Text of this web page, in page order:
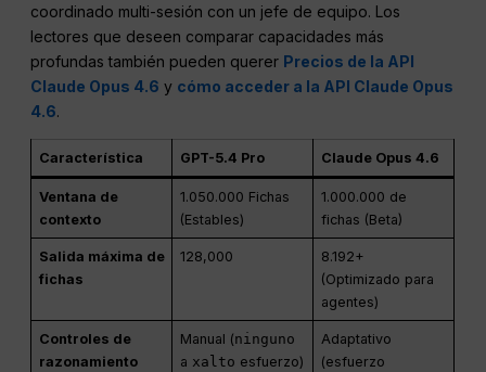
coordinado multi-sesión con un jefe de equipo. Los
lectores que deseen comparar capacidades más
profundas también pueden querer Precios de la API
Claude Opus 4.6 y cómo acceder a la API Claude Opus
4.6.
Característica GPT-5.4 Pro Claude Opus 4.6
Ventana de
contexto
1.050.000 Fichas
(Estables)
1.000.000 de
fichas (Beta)
Salida máxima de
fichas
128,000
8.192+
(Optimizado para
agentes)
Controles de
razonamiento
Manual (ninguno
a xalto esfuerzo)
Adaptativo
(esfuerzo